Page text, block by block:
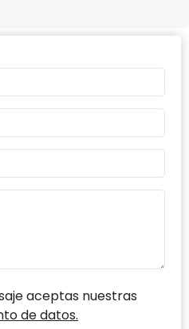
aceptas nuestras
de datos.